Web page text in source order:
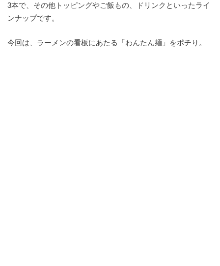
3本で、その他トッピングやご飯もの、ドリンクといったライ
ンナップです。
今回は、ラーメンの看板にあたる「わんたん麺」をポチり。